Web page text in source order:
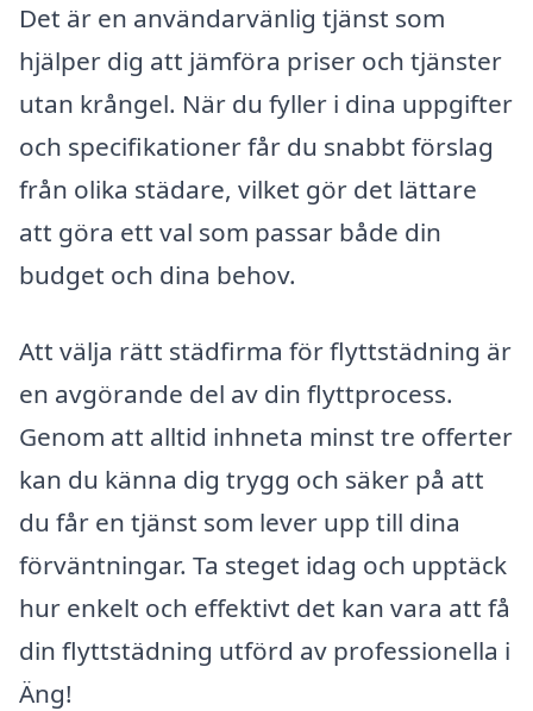
Det är en användarvänlig tjänst som
hjälper dig att jämföra priser och tjänster
utan krångel. När du fyller i dina uppgifter
och specifikationer får du snabbt förslag
från olika städare, vilket gör det lättare
att göra ett val som passar både din
budget och dina behov.
Att välja rätt städfirma för flyttstädning är
en avgörande del av din flyttprocess.
Genom att alltid inhneta minst tre offerter
kan du känna dig trygg och säker på att
du får en tjänst som lever upp till dina
förväntningar. Ta steget idag och upptäck
hur enkelt och effektivt det kan vara att få
din flyttstädning utförd av professionella i
Äng!